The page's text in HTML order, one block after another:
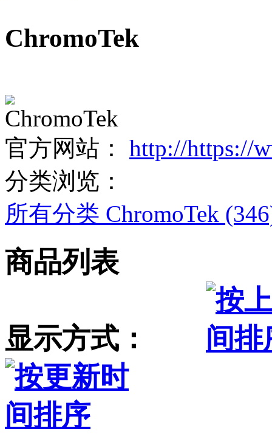
ChromoTek
ChromoTek
官方网站： http://https://
分类浏览：
所有分类 ChromoTek
商品列表
显示方式：